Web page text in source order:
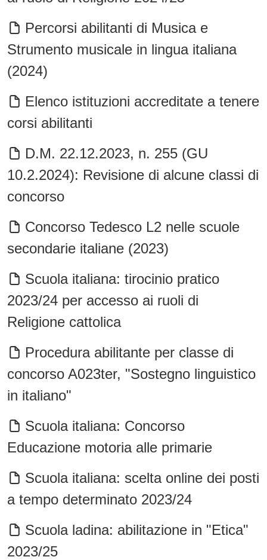
Percorsi abilitanti di Musica e
Strumento musicale in lingua italiana
(2024)
Elenco istituzioni accreditate a tenere
corsi abilitanti
D.M. 22.12.2023, n. 255 (GU
10.2.2024): Revisione di alcune classi di
concorso
Concorso Tedesco L2 nelle scuole
secondarie italiane (2023)
Scuola italiana: tirocinio pratico
2023/24 per accesso ai ruoli di
Religione cattolica
Procedura abilitante per classe di
concorso A023ter, "Sostegno linguistico
in italiano"
Scuola italiana: Concorso
Educazione motoria alle primarie
Scuola italiana: scelta online dei posti
a tempo determinato 2023/24
Scuola ladina: abilitazione in "Etica"
2023/25